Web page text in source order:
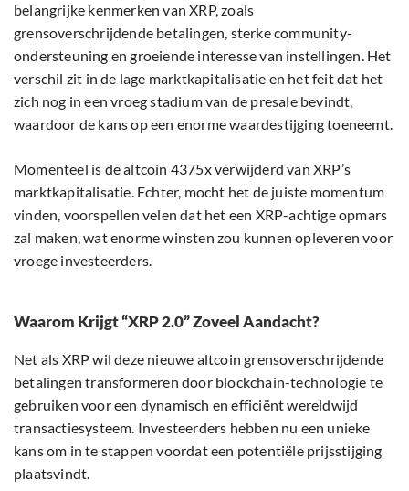
belangrijke kenmerken van XRP, zoals
grensoverschrijdende betalingen, sterke community-
ondersteuning en groeiende interesse van instellingen. Het
verschil zit in de lage marktkapitalisatie en het feit dat het
zich nog in een vroeg stadium van de presale bevindt,
waardoor de kans op een enorme waardestijging toeneemt.
Momenteel is de altcoin 4375x verwijderd van XRP’s
marktkapitalisatie. Echter, mocht het de juiste momentum
vinden, voorspellen velen dat het een XRP-achtige opmars
zal maken, wat enorme winsten zou kunnen opleveren voor
vroege investeerders.
Waarom Krijgt “XRP 2.0” Zoveel Aandacht?
Net als XRP wil deze nieuwe altcoin grensoverschrijdende
betalingen transformeren door blockchain-technologie te
gebruiken voor een dynamisch en efficiënt wereldwijd
transactiesysteem. Investeerders hebben nu een unieke
kans om in te stappen voordat een potentiële prijsstijging
plaatsvindt.